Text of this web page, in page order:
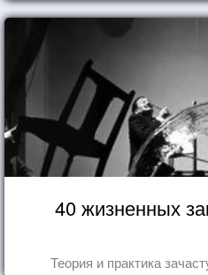
40 жизненных
Теория и практика